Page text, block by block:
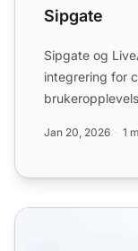
Sipgate
Sipgate og
integrering for
Jan 20, 2026 1
Computer